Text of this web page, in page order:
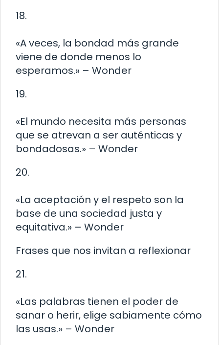
18.
«A veces, la bondad más grande
viene de donde menos lo
esperamos.» – Wonder
19.
«El mundo necesita más personas
que se atrevan a ser auténticas y
bondadosas.» – Wonder
20.
«La aceptación y el respeto son la
base de una sociedad justa y
equitativa.» – Wonder
Frases que nos invitan a reflexionar
21.
«Las palabras tienen el poder de
sanar o herir, elige sabiamente cómo
las usas.» – Wonder